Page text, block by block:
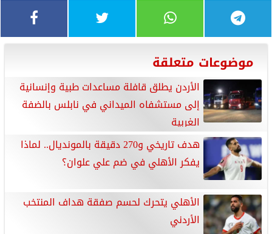
موضوعات متعلقة
الأردن يطلق قافلة مساعدات طبية وإنسانية
إلى مستشفاه الميداني في نابلس بالضفة
الغربية
هدف تاريخي و270 دقيقة بالمونديال.. لماذا
يفكر الأهلي في ضم علي علوان؟
الأهلي يتحرك لحسم صفقة هداف المنتخب
الأردني